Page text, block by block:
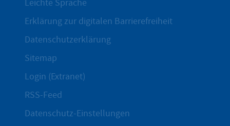
Leichte Sprache
Erklärung zur digitalen Barrierefreiheit
Datenschutzerklärung
Sitemap
Login (Extranet)
RSS-Feed
Datenschutz-Einstellungen